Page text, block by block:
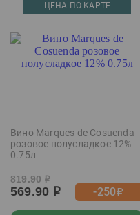
ЦЕНА ПО КАРТЕ
Вино Marques de Cosuenda
розовое полусладкое 12%
0.75л
819.90 р
569.90 р -250р